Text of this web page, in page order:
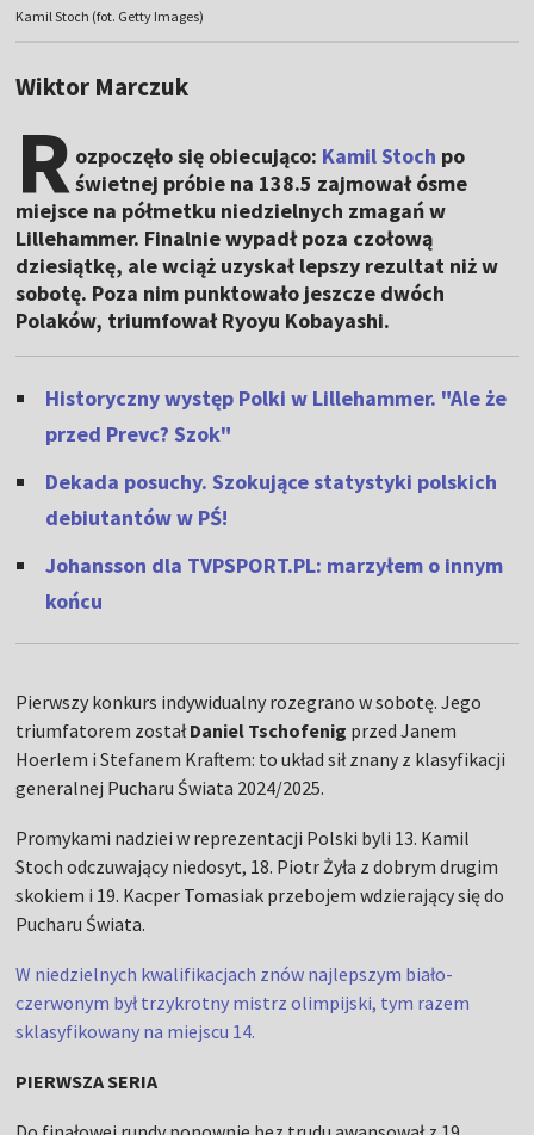
Kamil Stoch (fot. Getty Images)
Wiktor Marczuk
R ozpoczęło się obiecująco: Kamil Stoch po
świetnej próbie na 138.5 zajmował ósme
miejsce na półmetku niedzielnych zmagań w
Lillehammer. Finalnie wypadł poza czołową
dziesiątkę, ale wciąż uzyskał lepszy rezultat niż w
sobotę. Poza nim punktowało jeszcze dwóch
Polaków, triumfował Ryoyu Kobayashi.
Historyczny występ Polki w Lillehammer. "Ale że
przed Prevc? Szok"
Dekada posuchy. Szokujące statystyki polskich
debiutantów w PŚ!
Johansson dla TVPSPORT.PL: marzyłem o innym
końcu
Pierwszy konkurs indywidualny rozegrano w sobotę. Jego
triumfatorem zostałDaniel Tschofenig przed Janem
Hoerlem i Stefanem Kraftem: to układ sił znany z klasyfikacji
generalnej Pucharu Świata 2024/2025.
Promykami nadziei w reprezentacji Polski byli 13. Kamil
Stoch odczuwający niedosyt, 18. Piotr Żyła z dobrym drugim
skokiem i 19. Kacper Tomasiak przebojem wdzierający się do
Pucharu Świata.
W niedzielnych kwalifikacjach znów najlepszym biało-
czerwonym był trzykrotny mistrz olimpijski, tym razem
sklasyfikowany na miejscu 14.
PIERWSZA SERIA